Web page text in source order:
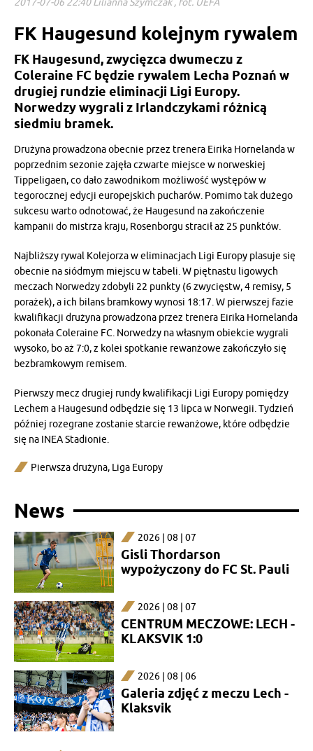
FK Haugesund kolejnym rywalem
FK Haugesund, zwycięzca dwumeczu z
Coleraine FC będzie rywalem Lecha Poznań w
drugiej rundzie eliminacji Ligi Europy.
Norwedzy wygrali z Irlandczykami różnicą
siedmiu bramek.
Drużyna prowadzona obecnie przez trenera Eirika Hornelanda w
poprzednim sezonie zajęła czwarte miejsce w norweskiej
Tippeligaen, co dało zawodnikom możliwość występów w
tegorocznej edycji europejskich pucharów. Pomimo tak dużego
sukcesu warto odnotować, że Haugesund na zakończenie
kampanii do mistrza kraju, Rosenborgu stracił aż 25 punktów.
Najbliższy rywal Kolejorza w eliminacjach Ligi Europy plasuje się
obecnie na siódmym miejscu w tabeli. W piętnastu ligowych
meczach Norwedzy zdobyli 22 punkty (6 zwycięstw, 4 remisy, 5
porażek), a ich bilans bramkowy wynosi 18:17. W pierwszej fazie
kwalifikacji drużyna prowadzona przez trenera Eirika Hornelanda
pokonała Coleraine FC. Norwedzy na własnym obiekcie wygrali
wysoko, bo aż 7:0, z kolei spotkanie rewanżowe zakończyło się
bezbramkowym remisem.
Pierwszy mecz drugiej rundy kwalifikacji Ligi Europy pomiędzy
Lechem a Haugesund odbędzie się 13 lipca w Norwegii. Tydzień
później rozegrane zostanie starcie rewanżowe, które odbędzie
się na INEA Stadionie.
Pierwsza drużyna, Liga Europy
News
2026 | 08 | 07
Gisli Thordarson
wypożyczony do FC St. Pauli
2026 | 08 | 07
CENTRUM MECZOWE: LECH -
KLAKSVIK 1:0
2026 | 08 | 06
Galeria zdjęć z meczu Lech -
Klaksvik